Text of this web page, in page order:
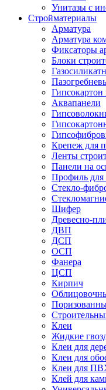
Унитазы с
Стройматериалы
Арматура
Арматура
Фиксаторы
Блоки
Аквапанели
Крепеж для
Ленты
Панели на
Профиль для
Стекло-
Шифер
Древесно-
ДВП
ДСП
ОСП
Фанера
ЦСП
Кирпич
Клеи
Жидкие
Клеи для
Клеи для
Клеи для
Клей для